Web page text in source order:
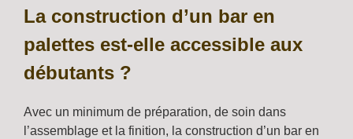
La construction d’un bar en
palettes est-elle accessible aux
débutants ?
Avec un minimum de préparation, de soin dans
l’assemblage et la finition, la construction d’un bar en